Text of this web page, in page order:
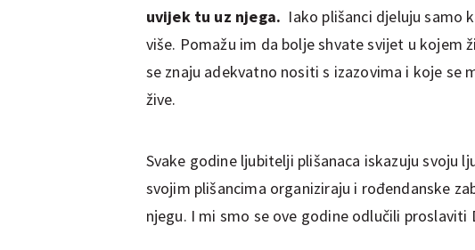
uvijek tu uz njega. Iako plišanci djeluju samo
više. Pomažu im da bolje shvate svijet u kojem
se znaju adekvatno nositi s izazovima i koje se
žive.
Svake godine ljubitelji plišanaca iskazuju svoju
svojim plišancima organiziraju i rođendanske
njegu. I mi smo se ove godine odlučili proslaviti